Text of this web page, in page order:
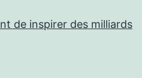
de inspirer des milliards